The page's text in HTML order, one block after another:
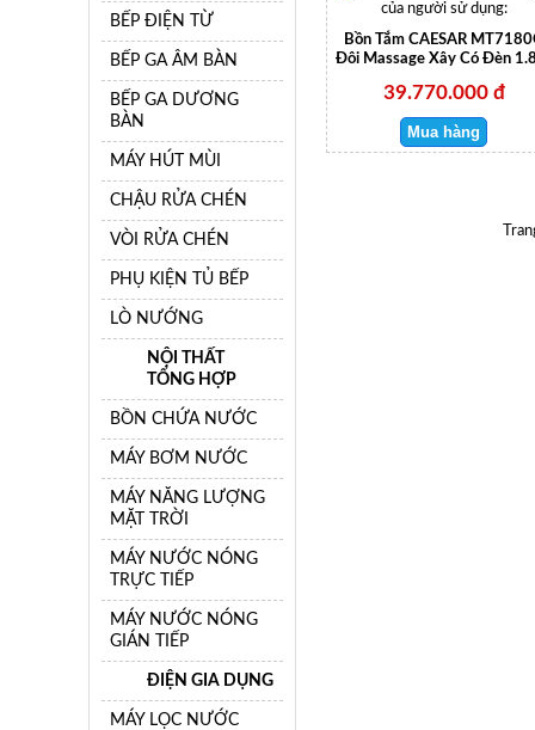
BẾP ĐIỆN TỪ
BẾP GA ÂM BÀN
BẾP GA DƯƠNG
BÀN
MÁY HÚT MÙI
CHẬU RỬA CHÉN
VÒI RỬA CHÉN
PHỤ KIỆN TỦ BẾP
LÒ NƯỚNG
NỘI THẤT
TỔNG HỢP
BỒN CHỨA NƯỚC
MÁY BƠM NƯỚC
MÁY NĂNG LƯỢNG
MẶT TRỜI
MÁY NƯỚC NÓNG
TRỰC TIẾP
MÁY NƯỚC NÓNG
GIÁN TIẾP
ĐIỆN GIA DỤNG
MÁY LỌC NƯỚC
của người sử dụng:
Bồn Tắm CAESAR
Đôi Massage Xây Có Đèn
39.770.000 đ